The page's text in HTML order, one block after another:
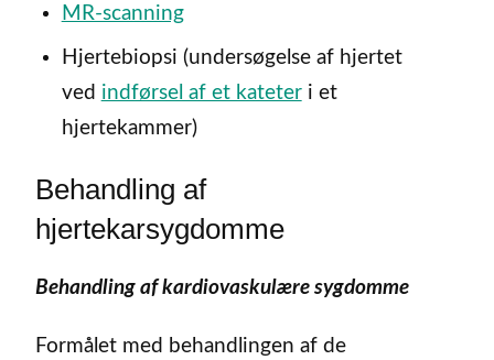
MR-scanning
Hjertebiopsi (undersøgelse af hjertet
ved indførsel af et kateteri et
hjertekammer)
Behandling af
hjertekarsygdomme
Behandling af kardiovaskulære sygdomme
Formålet med behandlingen af de